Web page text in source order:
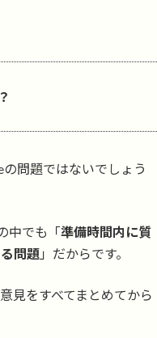
問題ではないでしょう
中でも「準備時間内に質
問題 」だからです。
見をすべてまとめてから